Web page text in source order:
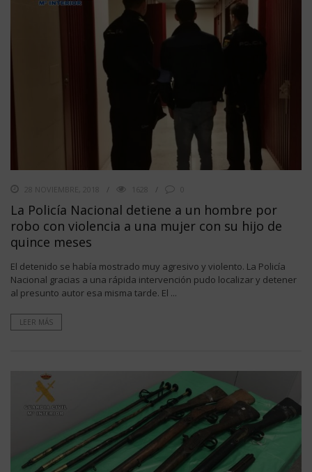
28 NOVIEMBRE, 2018 1628
La Policía Nacional detiene a un hombre por
robo con violencia a una mujer con su hijo de
quince meses
El detenido se había mostrado muy agresivo y violento. La Policía
Nacional gracias a una rápida intervención pudo localizar y detener
al presunto autor esa misma tarde. El ...
LEER MÁS